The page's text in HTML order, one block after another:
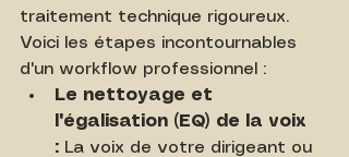
traitement technique rigoureux.
Voici les étapes incontournables
d'un workflow professionnel :
Le nettoyage et
l'égalisation (EQ) de la voix
: La voix de votre dirigeant ou